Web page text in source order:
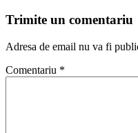
Trimite un comentariu
Adresa de email nu va fi
Comentariu *